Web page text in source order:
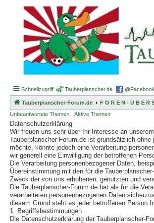
Schnellzugriff Tauberplanscher.de @Facebook
Tauberplanscher-Forum.de F O R E N - Ü B E R
Unbeantwortete Themen
Aktive Themen
Datenschutzerklärung
Wir freuen uns sehr über Ihr Interesse an
Tauberplanscher-Forum.de ist grundsätzlich
möchte, könnte jedoch eine Verarbeitung
wir generell eine Einwilligung der betroffenen
Die Verarbeitung personenbezogener Daten,
Übereinstimmung mit den für die
Zweck der von uns erhobenen, genutzten und
Die Tauberplanscher-Forum.de hat als für die
verarbeiteten personenbezogenen Daten
diesem Grund steht es jeder betroffenen Person
1. Begriffsbestimmungen
Die Datenschutzerklärung der Tauberplanscher-